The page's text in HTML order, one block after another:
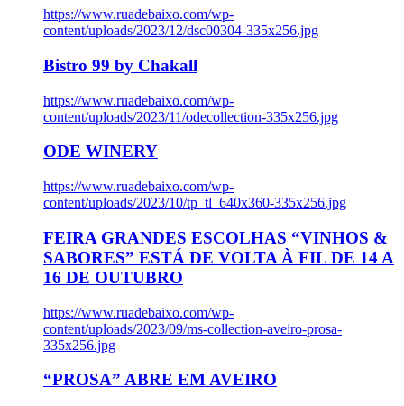
https://www.ruadebaixo.com/wp-
content/uploads/2023/12/dsc00304-335x256.jpg
Bistro 99 by Chakall
https://www.ruadebaixo.com/wp-
content/uploads/2023/11/odecollection-335x256.jpg
ODE WINERY
https://www.ruadebaixo.com/wp-
content/uploads/2023/10/tp_tl_640x360-335x256.jpg
FEIRA GRANDES ESCOLHAS “VINHOS &
SABORES” ESTÁ DE VOLTA À FIL DE 14 A
16 DE OUTUBRO
https://www.ruadebaixo.com/wp-
content/uploads/2023/09/ms-collection-aveiro-prosa-
335x256.jpg
“PROSA” ABRE EM AVEIRO